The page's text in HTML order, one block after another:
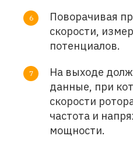
Поворачивая
скорости,
потенциалов.
На выходе
данные, при
скорости
частота и
мощности.